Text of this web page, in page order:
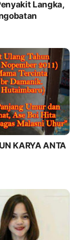
Langka,
KARYA ANTA